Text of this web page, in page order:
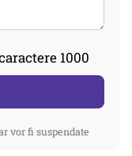
1000
vor fi suspendate